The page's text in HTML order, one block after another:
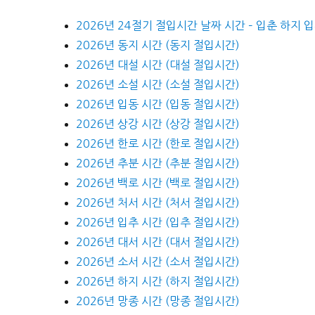
2026년 24절기 절입시간 날짜 시간 – 입춘 하지 입
2026년 동지 시간 (동지 절입시간)
2026년 대설 시간 (대설 절입시간)
2026년 소설 시간 (소설 절입시간)
2026년 입동 시간 (입동 절입시간)
2026년 상강 시간 (상강 절입시간)
2026년 한로 시간 (한로 절입시간)
2026년 추분 시간 (추분 절입시간)
2026년 백로 시간 (백로 절입시간)
2026년 처서 시간 (처서 절입시간)
2026년 입추 시간 (입추 절입시간)
2026년 대서 시간 (대서 절입시간)
2026년 소서 시간 (소서 절입시간)
2026년 하지 시간 (하지 절입시간)
2026년 망종 시간 (망종 절입시간)